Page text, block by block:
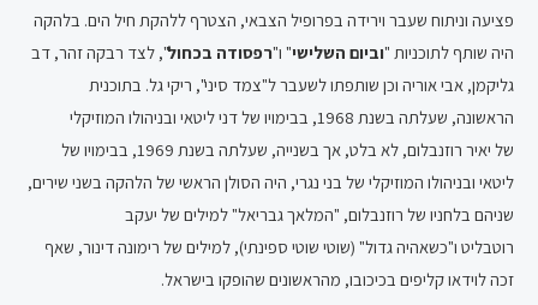
פציעה וניתוח שעבר וירידה בפרופיל הצבאי, הצטרף ללהקת חיל הים. בלהקה
היה שותף לתוכניות "וביום השלישי" ו"רפסודה בכחול", לצד רבקה זהר, דב
גליקמן, אבי אוריה וכן שותפתו לשעבר ל"צמד סיני", ריקי גל. בתוכנית
הראשונה, שעלתה בשנת 1968, בבימויו של דני ליטאי ובניהולו המוזיקלי
של יאיר רוזנבלום, לא בלט, אך בשנייה, שעלתה בשנת 1969, בבימויו של
ליטאי ובניהולו המוזיקלי של בני נגרי, היה הסולן הראשי של הלהקה בשני שירים,
שניהם בלחניו של רוזנבלום, "המלאך גבריאל" למילים של יעקב
רוטבליט ו"כשאהיה גדול" (שוטי שוטי ספינתי), למילים של רימונה דינור, שאף
זכה לוידאו קליפים בכיכובו, מהראשונים שהופקו בישראל.